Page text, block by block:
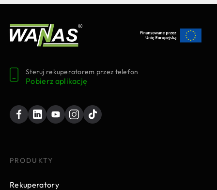
Steruj rekuperatorem przez telefon
Pobierz aplikację
PRODUKTY
Rekuperatory